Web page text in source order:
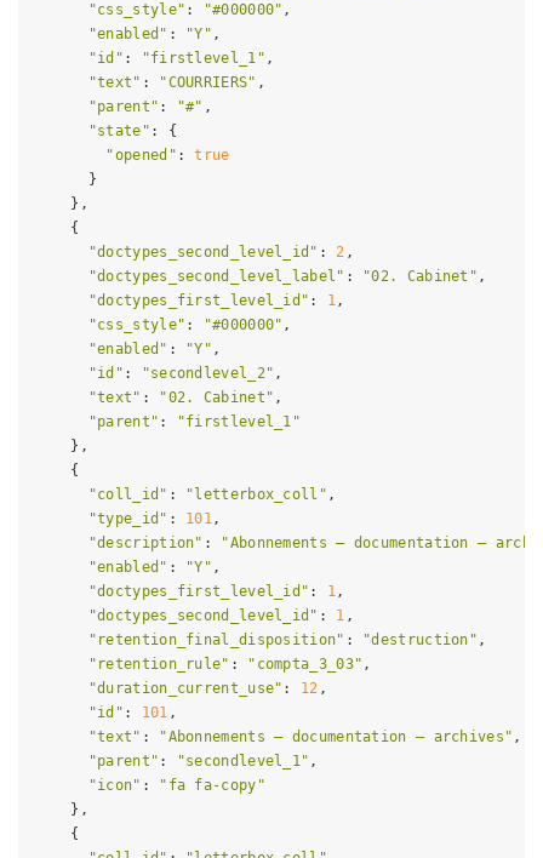
"css_style" : "#000000" ,
"enabled" : "Y" ,
"id" : "firstlevel_1" ,
"text" : "COURRIERS" ,
"parent" : "#" ,
"state" : {
"opened" : true
      }
    },
    {
"doctypes_second_level_id" : 2 ,
"doctypes_second_level_label" : "02. Cabinet" ,
"doctypes_first_level_id" : 1,
"css_style" : "#000000" ,
"enabled" : "Y" ,
"id" : "secondlevel_2" ,
"text" : "02. Cabinet" ,
"parent" :
"firstlevel_1"
    },
    {
"coll_id" : "letterbox_coll" ,
"type_id" : 101,
"description" :
"Abonnements – documentation –
"enabled" : "Y" ,
"doctypes_first_level_id" : 1,
"doctypes_second_level_id" : 1 ,
"retention_final_disposition" : "destruction" ,
"retention_rule" : "compta_3_03" ,
"duration_current_use" : 12 ,
"id" : 101 ,
"text" : "Abonnements – documentation – archives" ,
"parent" : "secondlevel_1" ,
"icon" :
"fa fa-copy"
    },
    {